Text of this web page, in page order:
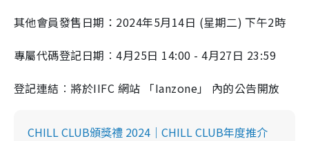
其他會員發售日期：2024年5月14日 (星期二) 下午2時
專屬代碼登記日期︰4月25日 14:00 - 4月27日 23:59
登記連結︰將於IIFC 網站 「Ianzone」 內的公告開放
CHILL CLUB頒獎禮 2024｜CHILL CLUB年度推介